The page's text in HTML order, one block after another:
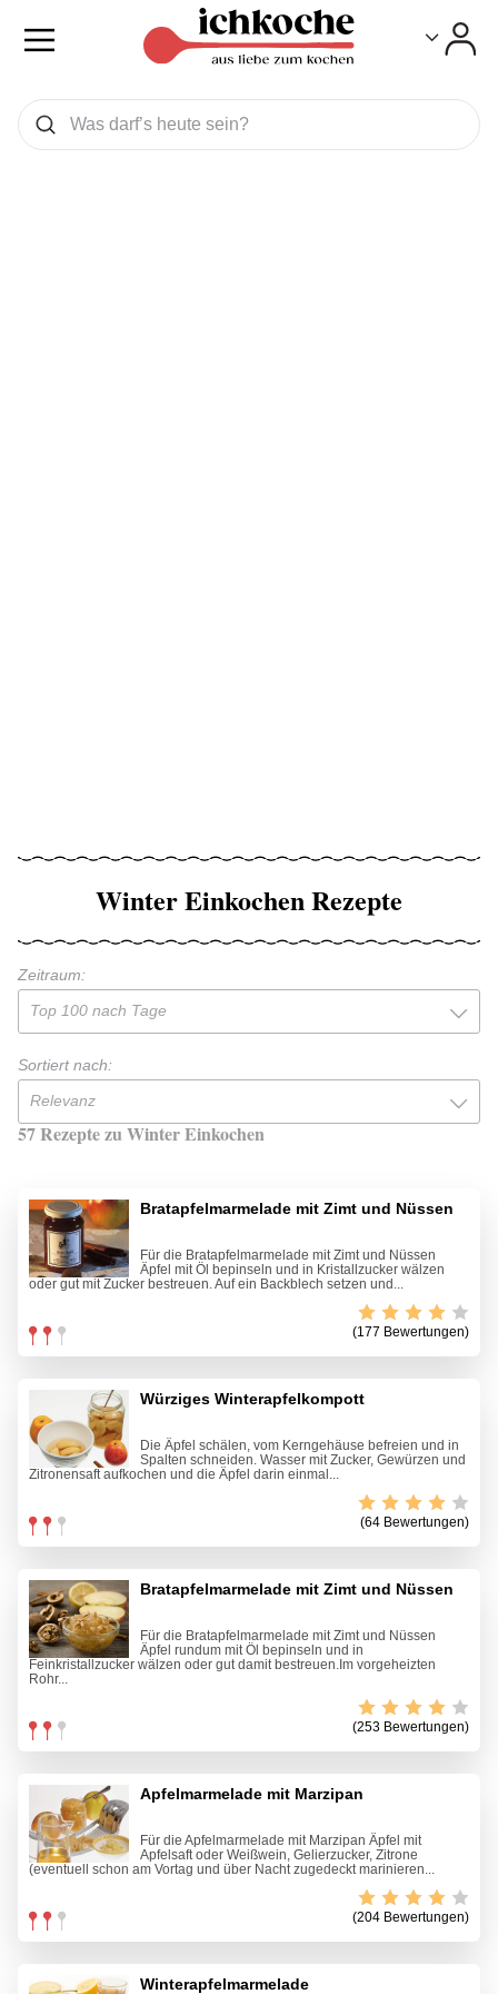
Was wollen Sie suchen
Suchen
Winter Einkochen Rezepte
Zeitraum:
Top 100 nach Tage
Sortiert nach:
Relevanz
57 Rezepte zu Winter Einkochen
Bratapfelmarmelade mit Zimt und Nüssen
Für die Bratapfelmarmelade mit Zimt und Nüssen
Äpfel mit Öl bepinseln und in Kristallzucker wälzen
oder gut mit Zucker bestreuen. Auf ein Backblech setzen und...
(177 Bewertungen)
Würziges Winterapfelkompott
Die Äpfel schälen, vom Kerngehäuse befreien und in
Spalten schneiden. Wasser mit Zucker, Gewürzen und
Zitronensaft aufkochen und die Äpfel darin einmal...
(64 Bewertungen)
Bratapfelmarmelade mit Zimt und Nüssen
Für die Bratapfelmarmelade mit Zimt und Nüssen
Äpfel rundum mit Öl bepinseln und in
Feinkristallzucker wälzen oder gut damit bestreuen.Im vorgeheizten
Rohr...
(253 Bewertungen)
Apfelmarmelade mit Marzipan
Für die Apfelmarmelade mit Marzipan Äpfel mit
Apfelsaft oder Weißwein, Gelierzucker, Zitrone
(eventuell schon am Vortag und über Nacht zugedeckt marinieren...
(204 Bewertungen)
Winterapfelmarmelade